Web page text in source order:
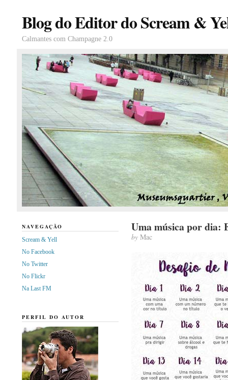
Blog do Editor do Scream &
Calmantes com Champagne 2.0
Uma música por dia:
byMac
NAVEGAÇÃO
Scream & Yell
No Facebook
No Twitter
No Flickr
Na Last FM
PERFIL DO AUTOR